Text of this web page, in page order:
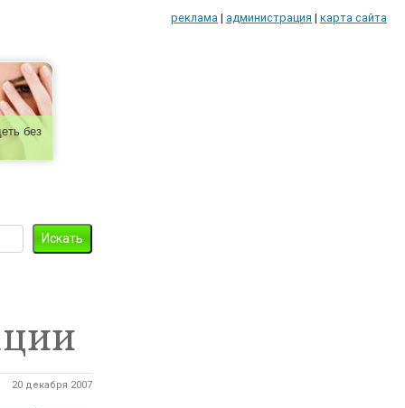
реклама | администрация | карта сайта
без
20 декабря 2007